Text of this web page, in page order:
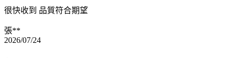
很快收到 品質符合期望
張**
2026/07/24